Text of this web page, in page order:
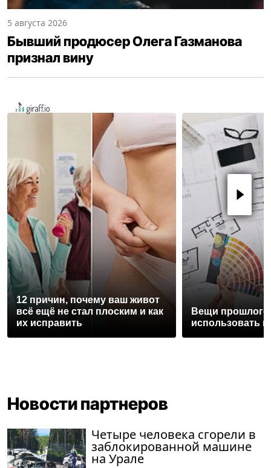
5 августа 2026
Бывший продюсер Олега Газманова
признал вину
12 причин, почему ваш живот
всё ещё не стал плоским и как
их исправить
Вещи прошлого
использовать
Новости партнеров
Четыре человека сгорели в
заблокированной машине
на Урале